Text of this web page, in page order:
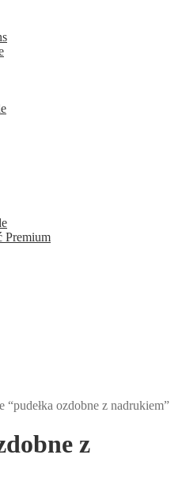
Premium
“pudełka ozdobne z nadrukiem”
z